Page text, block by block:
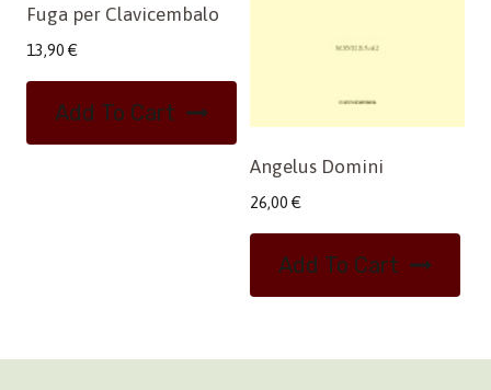
Fuga per Clavicembalo
13,90 €
Add To Cart
Angelus Domini
26,00 €
Add To Cart